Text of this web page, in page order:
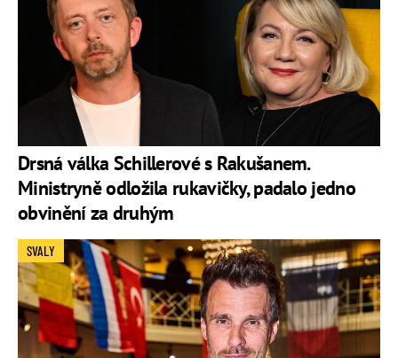
Drsná válka Schillerové s Rakušanem.
Ministryně odložila rukavičky, padalo jedno
obvinění za druhým
SVALY